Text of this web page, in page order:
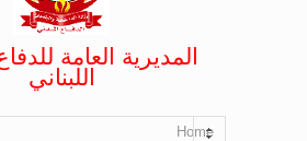
المديرية العامة
اللبناني
Home